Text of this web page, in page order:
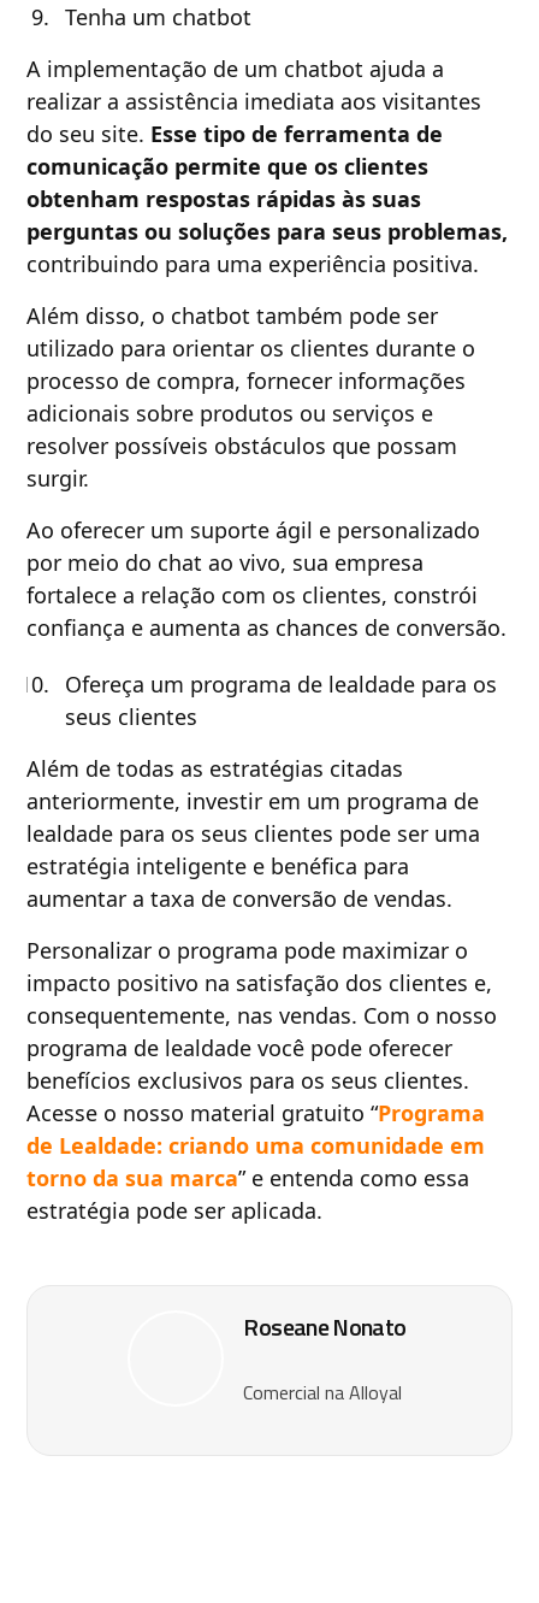
Tenha um chatbot
A implementação de um chatbot ajuda a
realizar a assistência imediata aos visitantes
do seu site. Esse tipo de ferramenta de
comunicação permite que os clientes
obtenham respostas rápidas às suas
perguntas ou soluções para seus problemas,
contribuindo para uma experiência positiva.
Além disso, o chatbot também pode ser
utilizado para orientar os clientes durante o
processo de compra, fornecer informações
adicionais sobre produtos ou serviços e
resolver possíveis obstáculos que possam
surgir.
Ao oferecer um suporte ágil e personalizado
por meio do chat ao vivo, sua empresa
fortalece a relação com os clientes, constrói
confiança e aumenta as chances de conversão.
Ofereça um programa de lealdade para os
seus clientes
Além de todas as estratégias citadas
anteriormente, investir em um programa de
lealdade para os seus clientes pode ser uma
estratégia inteligente e benéfica para
aumentar a taxa de conversão de vendas.
Personalizar o programa pode maximizar o
impacto positivo na satisfação dos clientes e,
consequentemente, nas vendas. Com o nosso
programa de lealdade você pode oferecer
benefícios exclusivos para os seus clientes.
Acesse o nosso material gratuito “Programa
de Lealdade: criando uma comunidade em
torno da sua marca” e entenda como essa
estratégia pode ser aplicada.
Roseane Nonato
Comercial na Alloyal